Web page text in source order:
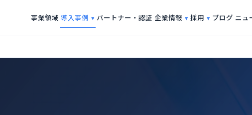
事業領域 導入事例 パートナー・認証 企業情報 採用 ブログ ニュ